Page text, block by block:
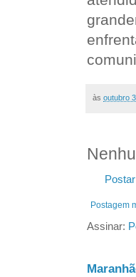
às outubro
Postagem
Assinar: